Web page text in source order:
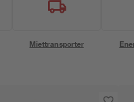
Miettransporter